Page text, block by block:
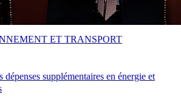
dépenses supplémentaires en énergie et
ET TRANSPORT